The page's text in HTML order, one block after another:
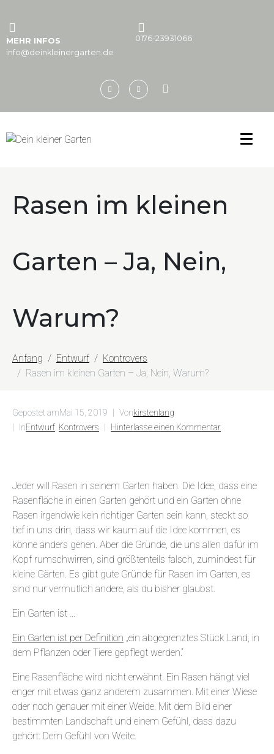
MEHR INFOS
info@deinkleinergarten.de
0176-23931066
Rasen im kleinen
Garten – Ja, Nein,
Warum?
Anfang Entwurf
Kontrovers
Rasen im kleinen Garten – Ja, Nein, Warum?
Gepostet amMai 15, 2019 Vonkirstenlang
InEntwurf Kontrovers Hinterlasse einen Kommentar
Jeder will Rasen in seinem Garten haben. Die Idee, dass eine
Rasenfläche in einen Garten gehört und ein Garten ohne
Rasen irgendwie kein richtiger Garten sein kann, steckt so
tief in uns drin, dass wir kaum auf die Idee kommen, es
könne anders gehen. Aber die Gründe, die uns allen dafür im
Kopf rumschwirren, sind größtenteils falsch, zumindest für
kleine Gärten. Es gibt gute Gründe für Rasen im Garten, es
sind nur vermutlich andere, als du bisher glaubst.
Ein Garten ist …
Ein Garten ist per Definition „ein abgegrenztes Stück Land, in
dem Pflanzen oder Tiere gepflegt werden.“
Eine Rasenfläche wird nicht erwähnt. Ein Rasen hängt viel
enger mit etwas ganz anderem zusammen. Mit einer Wiese
oder noch genauer mit einer Weide. Mit dem Bild einer
bestimmten Landschaft und einem Gefühl, dass dazu
gehört: Dem Gefühl von Weite.